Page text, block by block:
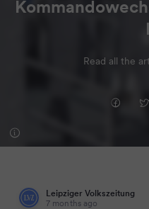
Read all the
Leipziger Volkszeitung
7 months ago